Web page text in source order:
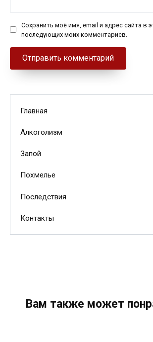
Сохранить моё имя, email и адрес сайта в
последующих моих комментариев.
Главная
Алкоголизм
Запой
Похмелье
Последствия
Контакты
Вам также может